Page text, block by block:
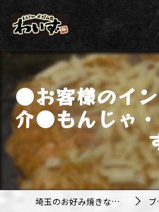
●お客様のイ
介●もんじゃ
埼玉のお好み焼きなら株式会社アジルカンパニー ブログ